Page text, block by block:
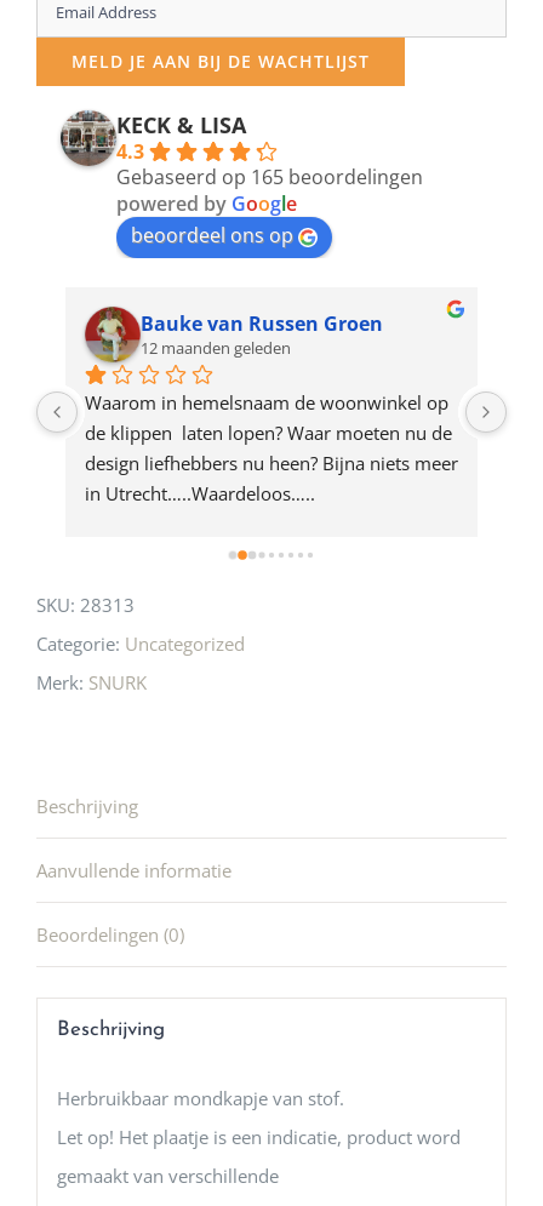
your
email
address
product
MELD JE AAN BIJ DE WACHTLIJST
KECK & LISA
4.3
Gebaseerd op 165 beoordelingen
powered by Google
beoordeel ons op
Bauke van Russen Groen
12 maanden geleden
Waarom in hemelsnaam de woonwinkel op
de klippen  laten lopen? Waar moeten nu de
design liefhebbers nu heen? Bijna niets meer
in Utrecht…..Waardeloos…..
SKU: 28313
Categorie: Uncategorized
Merk: SNURK
Beschrijving
Aanvullende informatie
Beoordelingen (0)
Beschrijving
Herbruikbaar mondkapje van stof.
Let op! Het plaatje is een indicatie, product word
gemaakt van verschillende